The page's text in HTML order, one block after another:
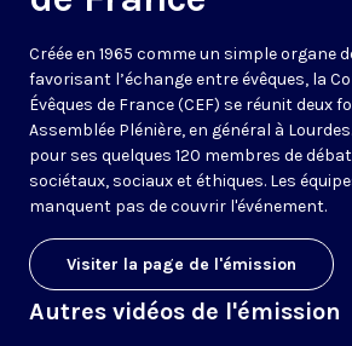
Créée en 1965 comme un simple organe
favorisant l’échange entre évêques, la
Évêques de France (CEF) se réunit deux
Assemblée Plénière, en général à
pour ses quelques 120 membres de
sociétaux, sociaux et éthiques. Les
manquent pas de couvrir l'événement.
Visiter la page de l'émission
Autres vidéos de l'émission